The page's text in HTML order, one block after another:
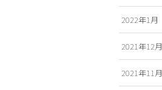
2022年1月
2021年12月
2021年11月